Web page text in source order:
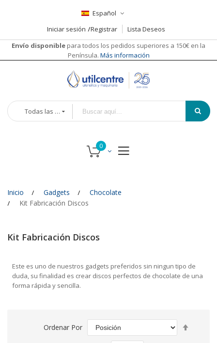
Español
Iniciar sesión
Registrar
Lista Deseos
Envío disponible para todos los pedidos superiores a 150€ en la
Península. Más información
Todas las categorías
Inicio Gadgets
Chocolate
Kit Fabricación Discos
Kit Fabricación Discos
Este es uno de nuestros gadgets preferidos sin ningun tipo de
duda, su finalidad es crear discos perfectos de chocolate de una
forma rápida y sencilla.
Ordenar Por